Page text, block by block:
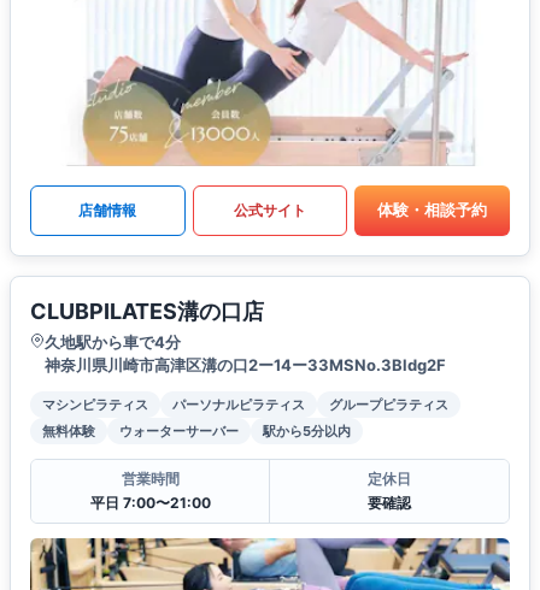
店舗情報 公式サイト 体験・相談予約
CLUBPILATES溝の口店
久地駅から車で4分
神奈川県川崎市高津区溝の口2ー14ー33MSNo.3Bldg2F
マシンピラティス パーソナルピラティス
グループピラティス
無料体験
ウォーターサーバー 駅から5分以内
営業時間
平日 7:00〜21:00
定休日
要確認